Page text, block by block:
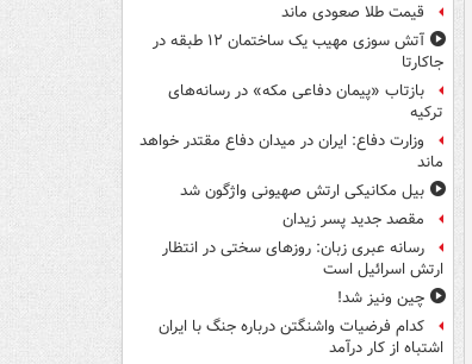
قیمت طلا صعودی ماند
آتش سوزی مهیب یک ساختمان ۱۲ طبقه در
جاکارتا
بازتاب «پیمان دفاعی مکه» در رسانه‌های
ترکیه
وزارت دفاع: ایران در میدان دفاع مقتدر خواهد
ماند
بیل مکانیکی ارتش صهیونی واژگون شد
مقصد جدید پسر زیدان
رسانه عبری زبان: روزهای سختی در انتظار
ارتش اسرائیل است
چین ونیز شد!
کدام فرضیات واشنگتن درباره جنگ با ایران
اشتباه از کار درآمد